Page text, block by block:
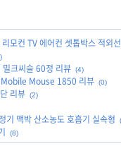
모컨 TV 에어컨 셋톱박스 적외
밀크씨슬 60정 리뷰 (4)
Mobile Mouse 1850 리뷰 (0)
리뷰 (2)
기 맥박 산소농도 호흡기 실속형
(8)